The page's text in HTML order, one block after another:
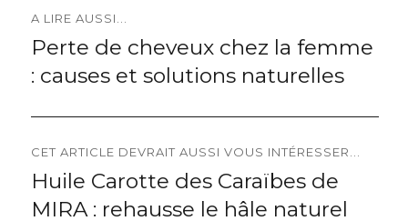
Navigation
de
A LIRE AUSSI...
Previous
post:
Perte de cheveux chez la femme
: causes et solutions naturelles
CET ARTICLE DEVRAIT AUSSI VOUS INTÉRESSER...
Next
post:
Huile Carotte des Caraïbes de
MIRA : rehausse le hâle naturel